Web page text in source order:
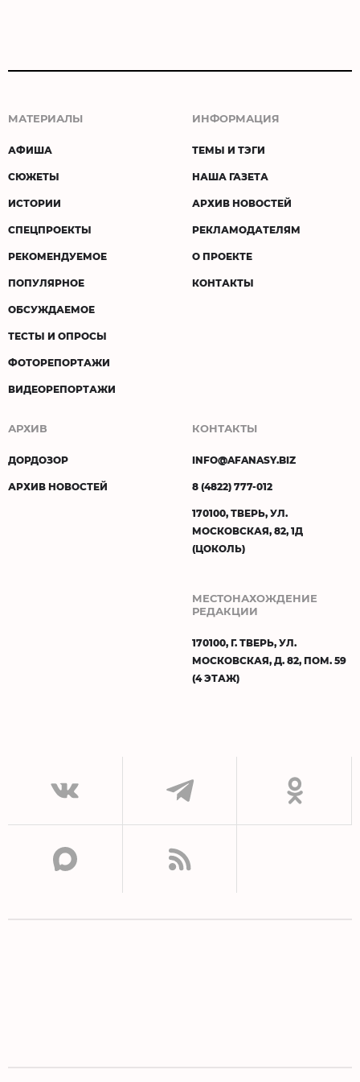
МАТЕРИАЛЫ
АФИША
СЮЖЕТЫ
ИСТОРИИ
СПЕЦПРОЕКТЫ
РЕКОМЕНДУЕМОЕ
ПОПУЛЯРНОЕ
ОБСУЖДАЕМОЕ
ТЕСТЫ И ОПРОСЫ
ФОТОРЕПОРТАЖИ
ВИДЕОРЕПОРТАЖИ
ИНФОРМАЦИЯ
ТЕМЫ И ТЭГИ
НАША ГАЗЕТА
АРХИВ НОВОСТЕЙ
РЕКЛАМОДАТЕЛЯМ
О ПРОЕКТЕ
КОНТАКТЫ
АРХИВ
ДОРДОЗОР
АРХИВ НОВОСТЕЙ
КОНТАКТЫ
INFO@AFANASY.BIZ
8 (4822) 777-012
170100, ТВЕРЬ, УЛ.
МОСКОВСКАЯ, 82, 1Д
(ЦОКОЛЬ)
МЕСТОНАХОЖДЕНИЕ
РЕДАКЦИИ
170100, Г. ТВЕРЬ, УЛ.
МОСКОВСКАЯ, Д. 82, ПОМ. 59
(4 ЭТАЖ)